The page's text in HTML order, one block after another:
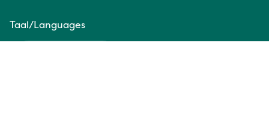
Taal/Languages